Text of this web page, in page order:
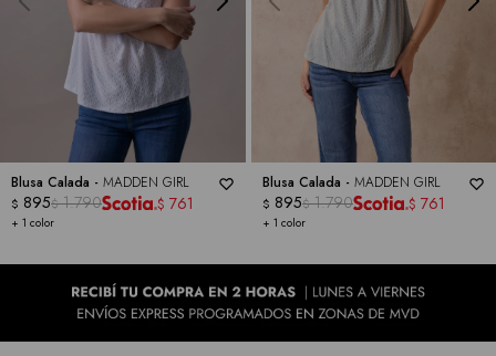
Blusa Calada - MADDEN GIRL
+ 1 color
$ 895$ 1.790 $ 761
Blusa Calada - MADDEN GIRL
+ 1 color
$ 895$ 1.790 $ 761